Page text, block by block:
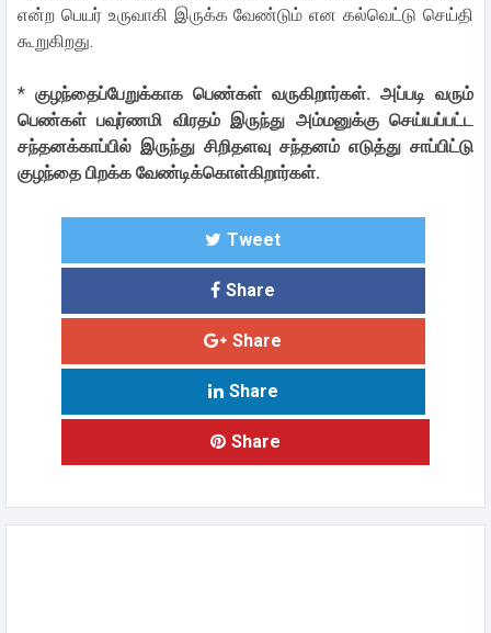
என்ற பெயர் உருவாகி இருக்க வேண்டும் என கல்வெட்டு செய்தி
கூறுகிறது.
* குழந்தைப்பேறுக்காக பெண்கள் வருகிறார்கள். அப்படி வரும்
பெண்கள் பவுர்ணமி விரதம் இருந்து அம்மனுக்கு செய்யப்பட்ட
சந்தனக்காப்பில் இருந்து சிறிதளவு சந்தனம் எடுத்து சாப்பிட்டு
குழந்தை பிறக்க வேண்டிக்கொள்கிறார்கள்.
Tweet
Share
Share
Share
Share